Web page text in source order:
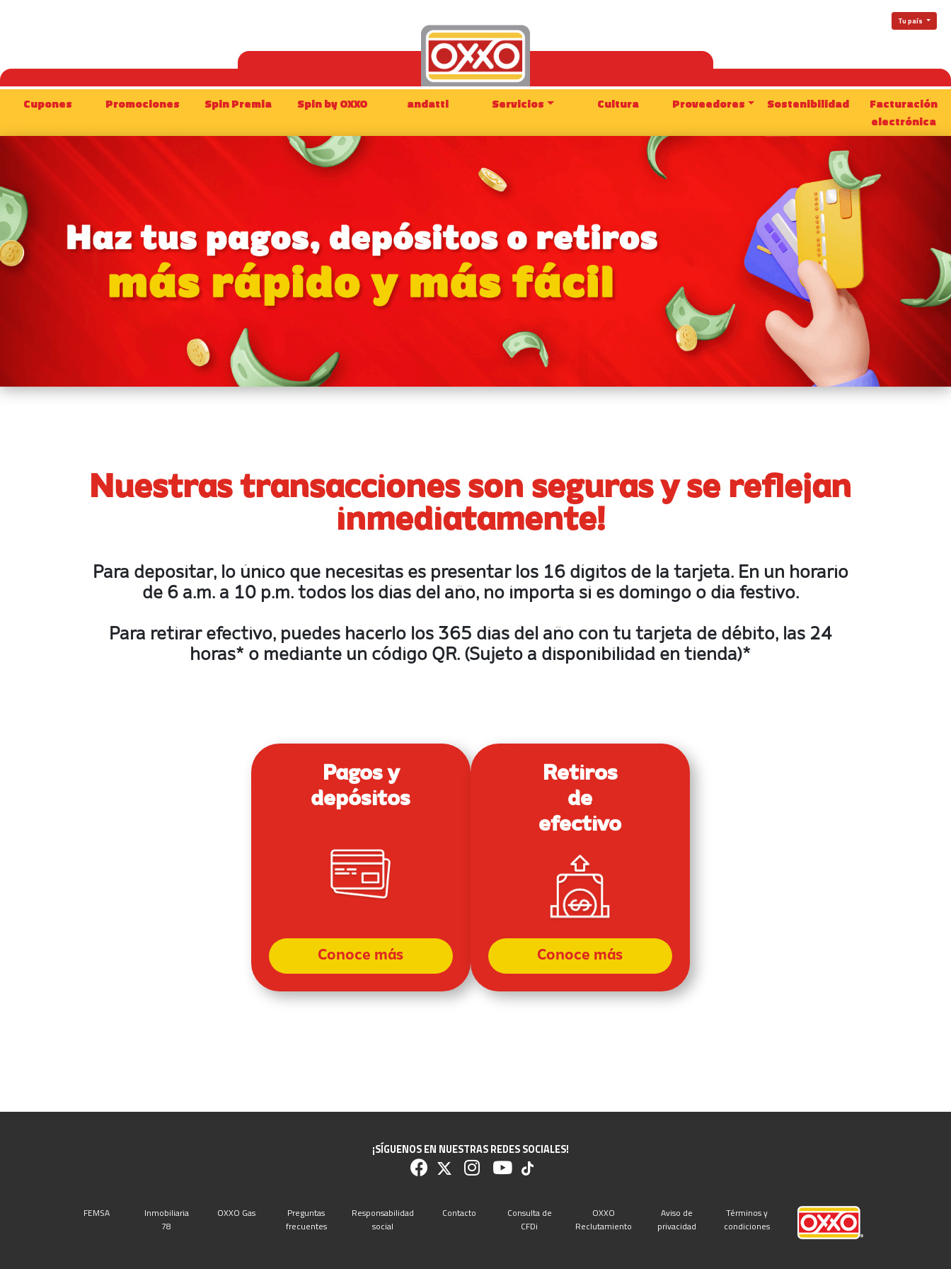
Tu país
Cupones Promociones Spin Premia Spin by OXXO andatti Servicios Cultura Proveedores Sostenibilidad
Facturación
electrónica
Nuestras transacciones son seguras y se reflejan
inmediatamente!
Para depositar, lo único que necesitas es presentar los 16 dígitos de la tarjeta. En un horario
de 6 a.m. a 10 p.m. todos los días del año, no importa si es domingo o día festivo.​
Para retirar efectivo, puedes hacerlo los 365 dias del año con tu tarjeta de débito, las 24
horas* o mediante un código QR. (Sujeto a disponibilidad en tienda)*
Pagos y
depósitos
Conoce más
Retiros
de
efectivo
Conoce más
¡SÍGUENOS EN NUESTRAS REDES SOCIALES!
FEMSA
Inmobiliaria
78
OXXO Gas
Preguntas
frecuentes
Responsabilidad
social
Contacto
Consulta de
CFDi
OXXO
Reclutamiento
Aviso de
privacidad
Términos y
condiciones